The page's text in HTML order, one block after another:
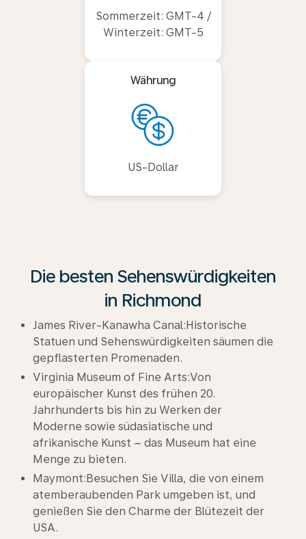
Sommerzeit: GMT-4 /
Winterzeit: GMT-5
Währung
US-Dollar
Die besten Sehenswürdigkeiten
in Richmond
James River-Kanawha Canal:Historische
Statuen und Sehenswürdigkeiten säumen die
gepflasterten Promenaden.
Virginia Museum of Fine Arts:Von
europäischer Kunst des frühen 20.
Jahrhunderts bis hin zu Werken der
Moderne sowie südasiatische und
afrikanische Kunst – das Museum hat eine
Menge zu bieten.
Maymont:Besuchen Sie Villa, die von einem
atemberaubenden Park umgeben ist, und
genießen Sie den Charme der Blütezeit der
USA.